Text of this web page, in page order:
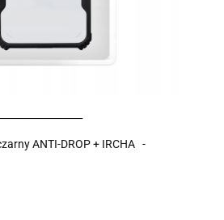
ANTI-DROP + IRCHA -